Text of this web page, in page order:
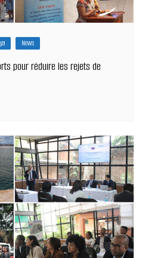
News
pour réduire les rejets de